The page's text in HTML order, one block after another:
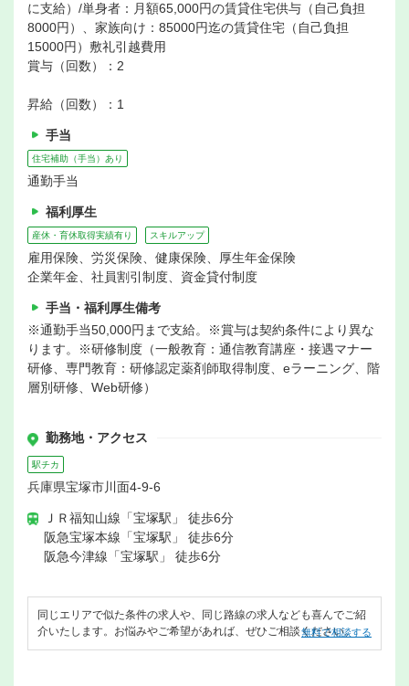
に支給）/単身者：月額65,000円の賃貸住宅供与（自己負担
8000円）、家族向け：85000円迄の賃貸住宅（自己負担
15000円）敷礼引越費用
賞与（回数）：2
昇給（回数）：1
手当
住宅補助（手当）あり
通勤手当
福利厚生
産休・育休取得実績有り スキルアップ
雇用保険、労災保険、健康保険、厚生年金保険
企業年金、社員割引制度、資金貸付制度
手当・福利厚生備考
※通勤手当50,000円まで支給。※賞与は契約条件により異な
ります。※研修制度（一般教育：通信教育講座・接遇マナー
研修、専門教育：研修認定薬剤師取得制度、eラーニング、階
層別研修、Web研修）
勤務地・アクセス
駅チカ
兵庫県宝塚市川面4-9-6
ＪＲ福知山線「宝塚駅」 徒歩6分
阪急宝塚本線「宝塚駅」 徒歩6分
阪急今津線「宝塚駅」 徒歩6分
同じエリアで似た条件の求人や、同じ路線の求人なども喜んでご紹
介いたします。お悩みやご希望があれば、ぜひご相談ください。
無料で相談する